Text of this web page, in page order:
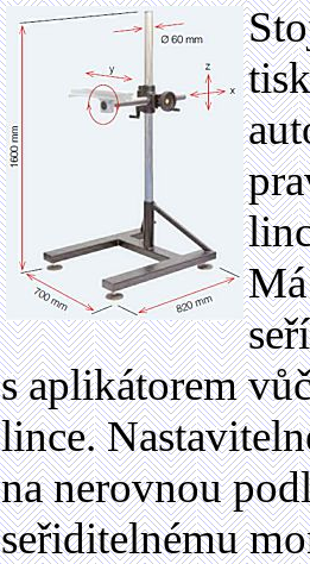
s aplikátorem
lince.
na nerovnou
seřiditelnému